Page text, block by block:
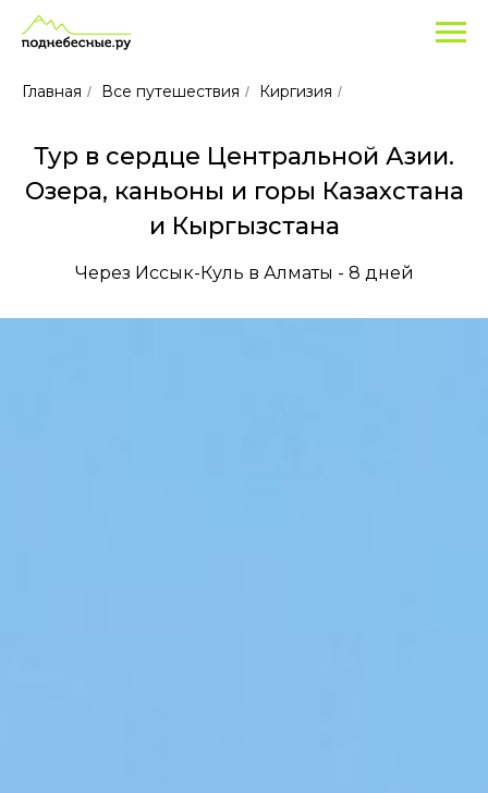
Популярные
туры
отдыха
Казахстане
Главная / Все путешествия / Киргизия /
Тур в сердце Центральной Азии.
Озера, каньоны и горы Казахстана
и Кыргызстана
Через Иссык-Куль в Алматы - 8 дней